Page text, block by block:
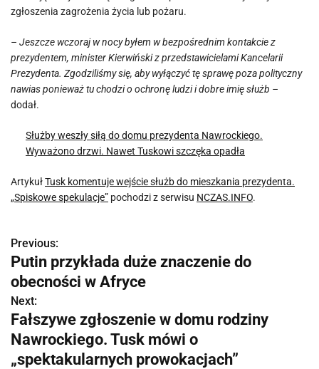
zgłoszenia zagrożenia życia lub pożaru.
– Jeszcze wczoraj w nocy byłem w bezpośrednim kontakcie z
prezydentem, minister Kierwiński z przedstawicielami Kancelarii
Prezydenta. Zgodziliśmy się, aby wyłączyć tę sprawę poza polityczny
nawias ponieważ tu chodzi o ochronę ludzi i dobre imię służb –
dodał.
Służby weszły siłą do domu prezydenta Nawrockiego.
Wyważono drzwi. Nawet Tuskowi szczęka opadła
ArtykułTusk komentuje wejście służb do mieszkania prezydenta.
„Spiskowe spekulacje” pochodzi z serwisu NCZAS.INFO.
N
a
w
i
g
Previous:
Putin przykłada duże znaczenie do
obecności w Afryce
Next:
Fałszywe zgłoszenie w domu rodziny
Nawrockiego. Tusk mówi o
„spektakularnych prowokacjach”